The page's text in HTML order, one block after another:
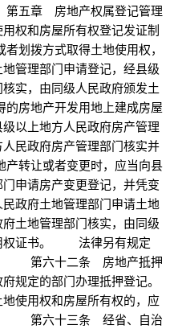
第五章 房地产权属登记管理
和房屋所有权登记发证制
拨方式取得土地使用权，
管理部门申请登记，经县级
实，由同级人民政府颁发土
房地产开发用地上建成房屋
以上地方人民政府房产管理
民政府房产管理部门核实并
转让或者变更时，应当向县
申请房产变更登记，并凭变
政府土地管理部门申请土地
土地管理部门核实，由同级
权证书。 法律另有规定
。 第六十二条 房地产抵押
规定的部门办理抵押登记。
使用权和房屋所有权的，应
。 第六十三条 经省、自治